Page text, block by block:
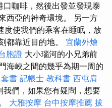
口咖啡，然後出發並發現泰
西亞的神奇環境。 另一方
度使我們的乘客在睡眠，放
都靠近目的地。 宜蘭外燴
胞證 大小瑙河的小兄弟前
海峽之間的幾乎為期一周的
書 記帳士 教科書 西屯肩
我們，如果您有疑問，想要
大雅按摩 台中按摩推薦 拔